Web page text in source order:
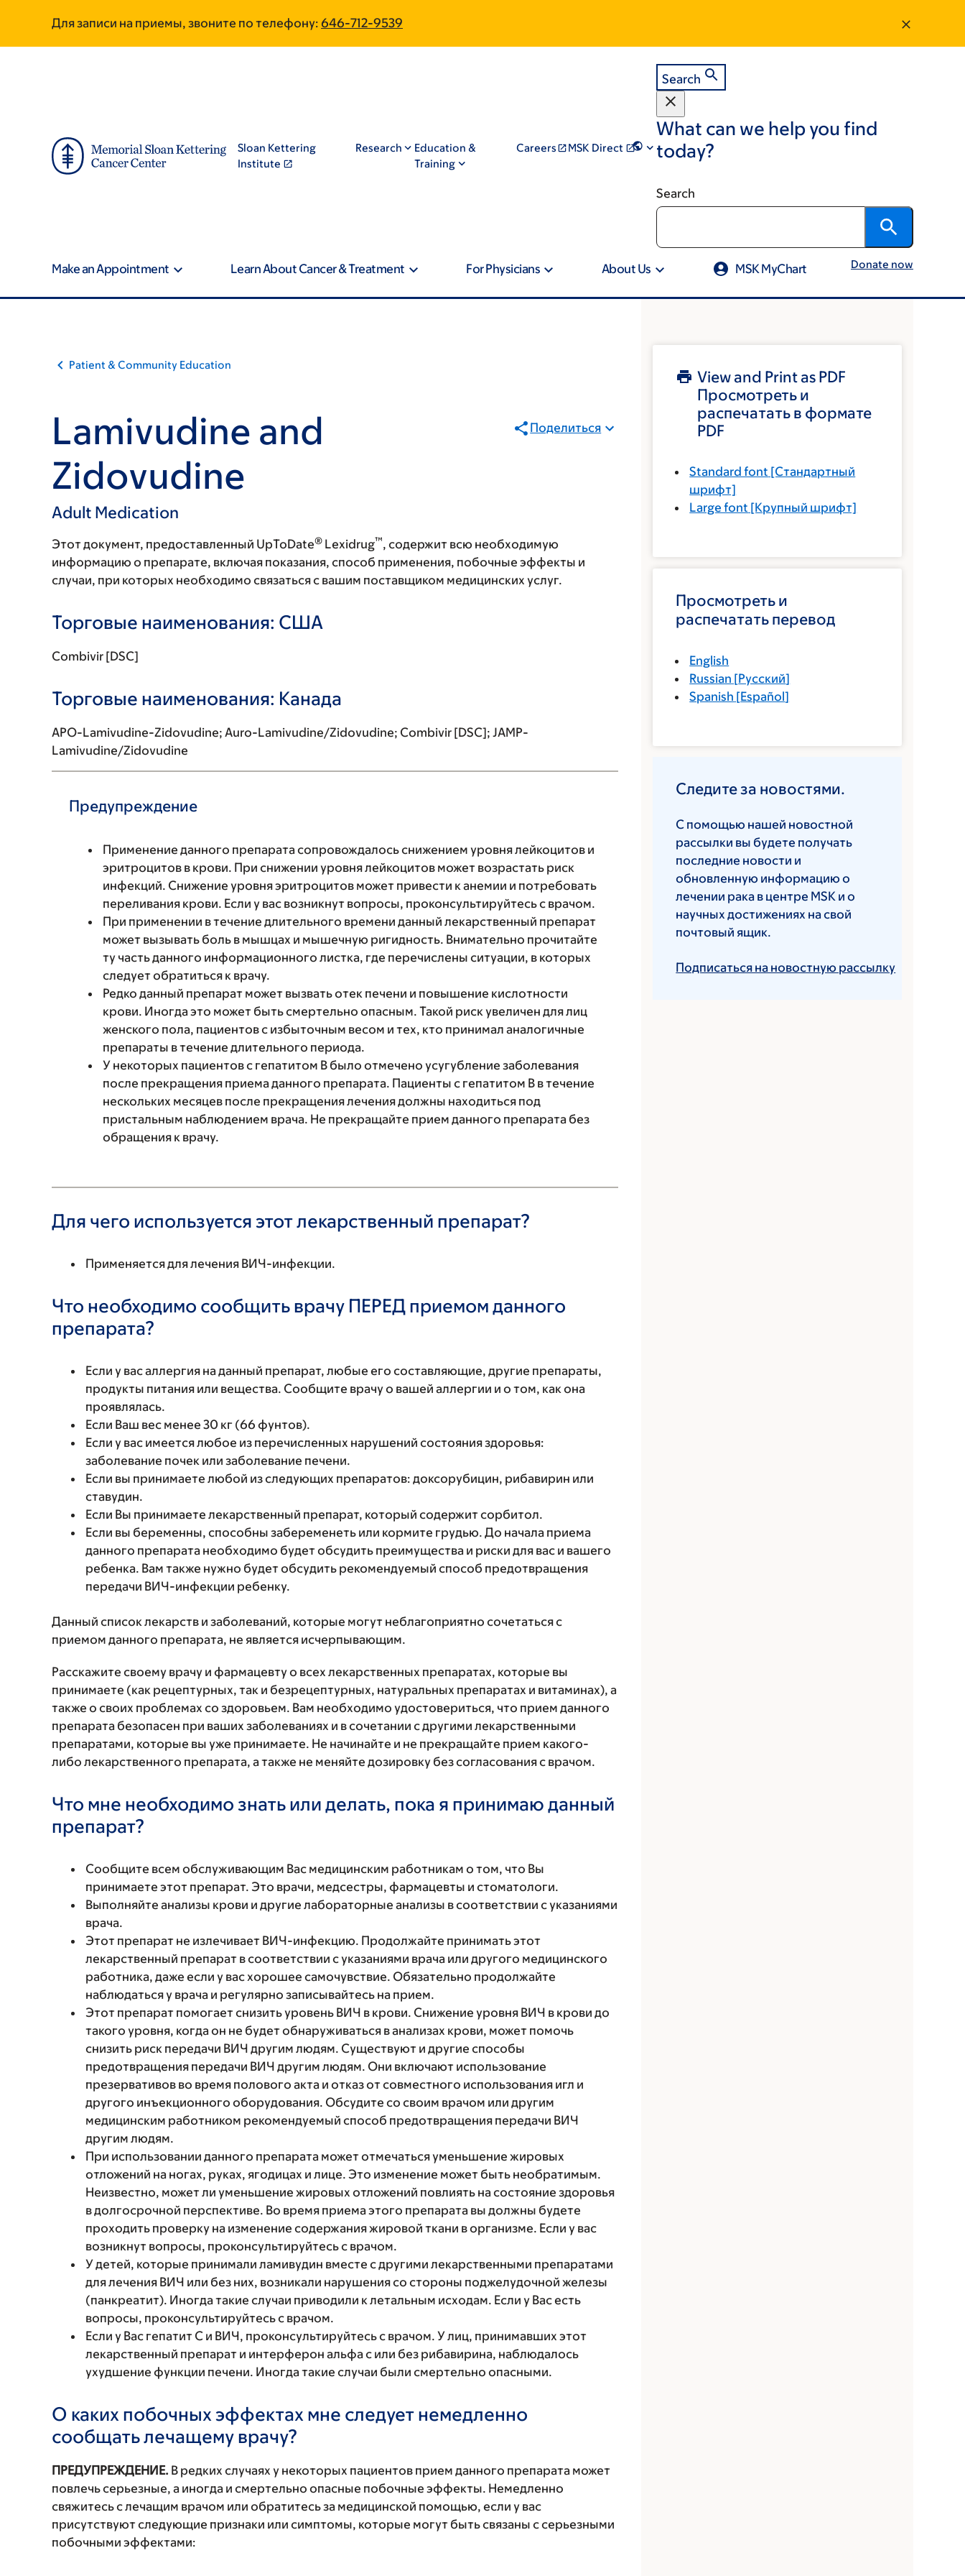
main
footer
Для записи на приемы, звоните по телефону: 646-712-9539
Sloan Kettering
Institute
Research
Education &
Training
Careers MSK Direct
Search
What can we help you find
today?
Search
Make an Appointment Learn About Cancer & Treatment For Physicians About Us MSK MyChart Donate now
Patient & Community Education
Lamivudine and
Zidovudine
Adult Medication
Поделиться
Этот документ, предоставленный UpToDate® Lexidrug™, содержит всю необходимую
информацию о препарате, включая показания, способ применения, побочные эффекты и
случаи, при которых необходимо связаться с вашим поставщиком медицинских услуг.
Торговые наименования: США
Combivir [DSC]
Торговые наименования: Канада
APO-Lamivudine-Zidovudine; Auro-Lamivudine/Zidovudine; Combivir [DSC]; JAMP-
Lamivudine/Zidovudine
Предупреждение
Применение данного препарата сопровождалось снижением уровня лейкоцитов и
эритроцитов в крови. При снижении уровня лейкоцитов может возрастать риск
инфекций. Снижение уровня эритроцитов может привести к анемии и потребовать
переливания крови. Если у вас возникнут вопросы, проконсультируйтесь с врачом.
При применении в течение длительного времени данный лекарственный препарат
может вызывать боль в мышцах и мышечную ригидность. Внимательно прочитайте
ту часть данного информационного листка, где перечислены ситуации, в которых
следует обратиться к врачу.
Редко данный препарат может вызвать отек печени и повышение кислотности
крови. Иногда это может быть смертельно опасным. Такой риск увеличен для лиц
женского пола, пациентов с избыточным весом и тех, кто принимал аналогичные
препараты в течение длительного периода.
У некоторых пациентов с гепатитом B было отмечено усугубление заболевания
после прекращения приема данного препарата. Пациенты с гепатитом B в течение
нескольких месяцев после прекращения лечения должны находиться под
пристальным наблюдением врача. Не прекращайте прием данного препарата без
обращения к врачу.
Для чего используется этот лекарственный препарат?
Применяется для лечения ВИЧ-инфекции.
Что необходимо сообщить врачу ПЕРЕД приемом данного
препарата?
Если у вас аллергия на данный препарат, любые его составляющие, другие препараты,
продукты питания или вещества. Сообщите врачу о вашей аллергии и о том, как она
проявлялась.
Если Ваш вес менее 30 кг (66 фунтов).
Если у вас имеется любое из перечисленных нарушений состояния здоровья:
заболевание почек или заболевание печени.
Если вы принимаете любой из следующих препаратов: доксорубицин, рибавирин или
ставудин.
Если Вы принимаете лекарственный препарат, который содержит сорбитол.
Если вы беременны, способны забеременеть или кормите грудью. До начала приема
данного препарата необходимо будет обсудить преимущества и риски для вас и вашего
ребенка. Вам также нужно будет обсудить рекомендуемый способ предотвращения
передачи ВИЧ-инфекции ребенку.
Данный список лекарств и заболеваний, которые могут неблагоприятно сочетаться с
приемом данного препарата, не является исчерпывающим.
Расскажите своему врачу и фармацевту о всех лекарственных препаратах, которые вы
принимаете (как рецептурных, так и безрецептурных, натуральных препаратах и витаминах), а
также о своих проблемах со здоровьем. Вам необходимо удостовериться, что прием данного
препарата безопасен при ваших заболеваниях и в сочетании с другими лекарственными
препаратами, которые вы уже принимаете. Не начинайте и не прекращайте прием какого-
либо лекарственного препарата, а также не меняйте дозировку без согласования с врачом.
Что мне необходимо знать или делать, пока я принимаю данный
препарат?
Сообщите всем обслуживающим Вас медицинским работникам о том, что Вы
принимаете этот препарат. Это врачи, медсестры, фармацевты и стоматологи.
Выполняйте анализы крови и другие лабораторные анализы в соответствии с указаниями
врача.
Этот препарат не излечивает ВИЧ-инфекцию. Продолжайте принимать этот
лекарственный препарат в соответствии с указаниями врача или другого медицинского
работника, даже если у вас хорошее самочувствие. Обязательно продолжайте
наблюдаться у врача и регулярно записывайтесь на прием.
Этот препарат помогает снизить уровень ВИЧ в крови. Снижение уровня ВИЧ в крови до
такого уровня, когда он не будет обнаруживаться в анализах крови, может помочь
снизить риск передачи ВИЧ другим людям. Существуют и другие способы
предотвращения передачи ВИЧ другим людям. Они включают использование
презервативов во время полового акта и отказ от совместного использования игл и
другого инъекционного оборудования. Обсудите со своим врачом или другим
медицинским работником рекомендуемый способ предотвращения передачи ВИЧ
другим людям.
При использовании данного препарата может отмечаться уменьшение жировых
отложений на ногах, руках, ягодицах и лице. Это изменение может быть необратимым.
Неизвестно, может ли уменьшение жировых отложений повлиять на состояние здоровья
в долгосрочной перспективе. Во время приема этого препарата вы должны будете
проходить проверку на изменение содержания жировой ткани в организме. Если у вас
возникнут вопросы, проконсультируйтесь с врачом.
У детей, которые принимали ламивудин вместе с другими лекарственными препаратами
для лечения ВИЧ или без них, возникали нарушения со стороны поджелудочной железы
(панкреатит). Иногда такие случаи приводили к летальным исходам. Если у Вас есть
вопросы, проконсультируйтесь с врачом.
Если у Вас гепатит С и ВИЧ, проконсультируйтесь с врачом. У лиц, принимавших этот
лекарственный препарат и интерферон альфа с или без рибавирина, наблюдалось
ухудшение функции печени. Иногда такие случаи были смертельно опасными.
О каких побочных эффектах мне следует немедленно
сообщать лечащему врачу?
ПРЕДУПРЕЖДЕНИЕ. В редких случаях у некоторых пациентов прием данного препарата может
повлечь серьезные, а иногда и смертельно опасные побочные эффекты. Немедленно
свяжитесь с лечащим врачом или обратитесь за медицинской помощью, если у вас
присутствуют следующие признаки или симптомы, которые могут быть связаны с серьезными
побочными эффектами:
View and Print as PDF
Просмотреть и
распечатать в формате
PDF
Standard font [Стандартный
шрифт]
Large font [Крупный шрифт]
Просмотреть и
распечатать перевод
English
Russian [Русский]
Spanish [Español]
Следите за новостями.
С помощью нашей новостной
рассылки вы будете получать
последние новости и
обновленную информацию о
лечении рака в центре MSK и о
научных достижениях на свой
почтовый ящик.
Подписаться на новостную рассылку